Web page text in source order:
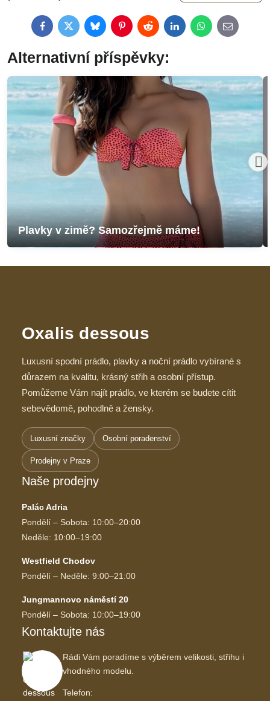
FacebookTwitterBlueskyPinterestRedditLinkedInWhatsApp
E-
mail
Alternativní příspěvky:
Plavky v zimě? Samozřejmě máme!
Oxalis dessous
Luxusní spodní prádlo, plavky a noční prádlo vybírané s
důrazem na kvalitu, krásný střih a osobní přístup.
Pomůžeme Vám najít prádlo, ve kterém se budete cítit
sebevědomě, pohodlně a žensky.
Luxusní značky Osobní poradenství
Prodejny v Praze
Naše prodejny
Palác Adria
Pondělí – Sobota: 10:00–20:00
Neděle: 10:00–19:00
Westfield Chodov
Pondělí – Neděle: 9:00–21:00
Jungmannovo náměstí 20
Pondělí – Sobota: 10:00–19:00
Kontaktujte nás
Rádi Vám poradíme s výběrem velikosti, střihu i
vhodného modelu.
Telefon: